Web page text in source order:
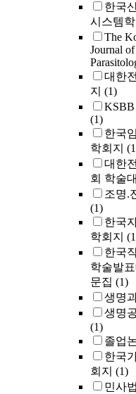
한국
시스템학
The
Journal of
대한
지 (1)
KSBB
(1)
한국
학회지
대한
회 학술
조명.
(1)
한국
학회지
한국
학술발
문집 (1)
생명
생명
(1)
졸업
한국
회지 (1)
민사